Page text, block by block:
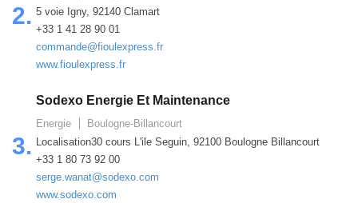
2. 5 voie Igny, 92140 Clamart
+33 1 41 28 90 01
commande@fioulexpress.fr
www.fioulexpress.fr
3.
Sodexo Energie Et Maintenance
Energie
Boulogne-Billancourt
Localisation30 cours L'ile Seguin, 92100 Boulogne Billancourt
+33 1 80 73 92 00
serge.wanat@sodexo.com
www.sodexo.com